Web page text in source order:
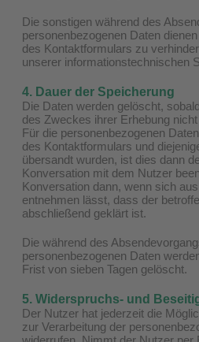
Die sonstigen während des
personenbezogenen Daten
des Kontaktformulars zu
unserer informationstechnischen
4. Dauer der Speicherung
Die Daten werden gelöscht,
des Zweckes ihrer Erhebung
Für die personenbezogenen
des Kontaktformulars und
übersandt wurden, ist dies dann
Konversation mit dem Nutzer
Konversation dann, wenn sich
entnehmen lässt, dass der
abschließend geklärt ist.
Die während des
personenbezogenen Daten
Frist von sieben Tagen gelöscht.
5. Widerspruchs- und
Der Nutzer hat jederzeit die
zur Verarbeitung der